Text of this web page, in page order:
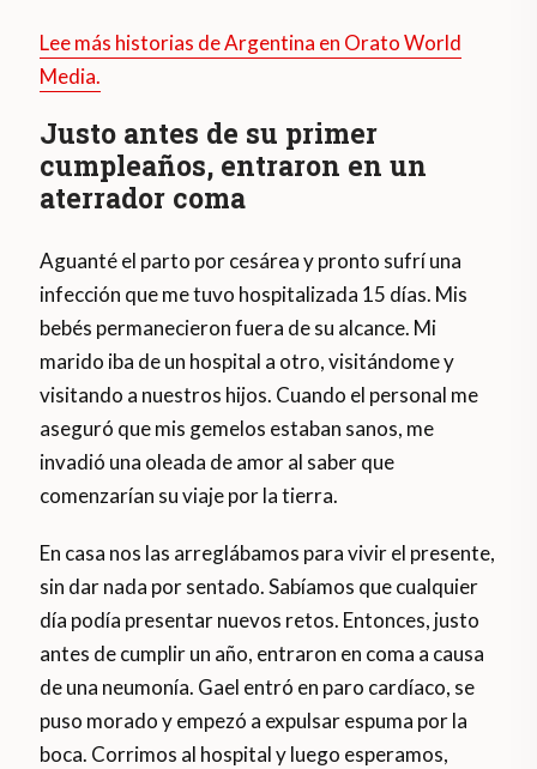
Lee más historias de Argentina en Orato World
Media.
Justo antes de su primer
cumpleaños, entraron en un
aterrador coma
Aguanté el parto por cesárea y pronto sufrí una
infección que me tuvo hospitalizada 15 días. Mis
bebés permanecieron fuera de su alcance. Mi
marido iba de un hospital a otro, visitándome y
visitando a nuestros hijos. Cuando el personal me
aseguró que mis gemelos estaban sanos, me
invadió una oleada de amor al saber que
comenzarían su viaje por la tierra.
En casa nos las arreglábamos para vivir el presente,
sin dar nada por sentado. Sabíamos que cualquier
día podía presentar nuevos retos. Entonces, justo
antes de cumplir un año, entraron en coma a causa
de una neumonía. Gael entró en paro cardíaco, se
puso morado y empezó a expulsar espuma por la
boca. Corrimos al hospital y luego esperamos,